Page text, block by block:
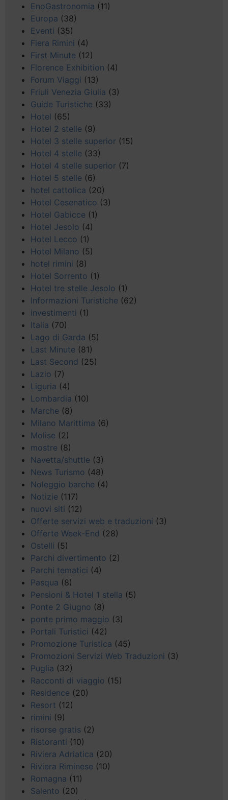
EnoGastronomia (11)
Europa (38)
Eventi (35)
Fiera Rimini (4)
First Minute (12)
Florence Exhibition (4)
Forum Viaggi (13)
Friuli Venezia Giulia (3)
Guide Turistiche (33)
Hotel (65)
Hotel 2 stelle (9)
Hotel 3 stelle superior (15)
Hotel 4 stelle (33)
Hotel 4 stelle superior (7)
Hotel 5 stelle (6)
hotel cattolica (20)
Hotel Cesenatico (3)
Hotel Gabicce (1)
Hotel Jesolo (4)
Hotel Lecco (1)
Hotel Milano (5)
hotel rimini (8)
Hotel Sorrento (1)
Hotel tre stelle Jesolo (1)
Informazioni Turistiche (62)
investimenti (1)
Italia (70)
Lago di Garda (5)
Last Minute (81)
Last Second (25)
Lazio (7)
Liguria (4)
Lombardia (10)
Marche (8)
Milano Marittima (6)
Molise (2)
mostre (8)
Navetta/shuttle (3)
News Turismo (48)
Noleggio barche (4)
Notizie (117)
nuovi siti (12)
Offerte servizi web e traduzioni (3)
Offerte Week-End (28)
Ostelli (5)
Parchi divertimento (2)
Parchi tematici (4)
Pasqua (8)
Pensioni & Hotel 1 stella (5)
Ponte 2 Giugno (8)
ponte primo maggio (3)
Portali Turistici (42)
Promozione Turistica (45)
Promozioni Servizi Web Traduzioni (3)
Puglia (32)
Racconti di viaggio (15)
Residence (20)
Resort (12)
rimini (9)
risorse gratis (2)
Ristoranti (10)
Riviera Adriatica (20)
Riviera Riminese (10)
Romagna (11)
Salento (20)